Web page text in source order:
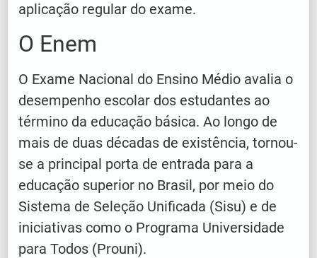
aplicação regular do exame.
O Enem
O Exame Nacional do Ensino Médio avalia o
desempenho escolar dos estudantes ao
término da educação básica. Ao longo de
mais de duas décadas de existência, tornou-
se a principal porta de entrada para a
educação superior no Brasil, por meio do
Sistema de Seleção Unificada (Sisu) e de
iniciativas como o Programa Universidade
para Todos (Prouni).